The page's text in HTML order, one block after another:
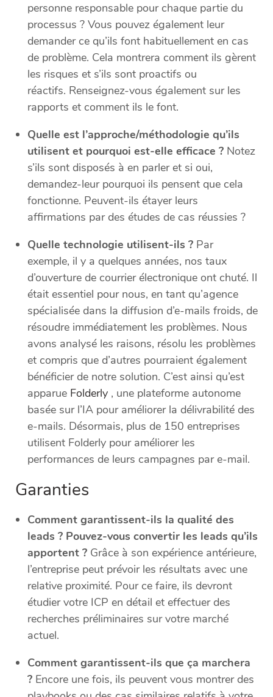
personne responsable pour chaque partie du
processus ? Vous pouvez également leur
demander ce qu’ils font habituellement en cas
de problème. Cela montrera comment ils gèrent
les risques et s’ils sont proactifs ou
réactifs. Renseignez-vous également sur les
rapports et comment ils le font.
Quelle est l’approche/méthodologie qu’ils
utilisent et pourquoi est-elle efficace ? Notez
s’ils sont disposés à en parler et si oui,
demandez-leur pourquoi ils pensent que cela
fonctionne. Peuvent-ils étayer leurs
affirmations par des études de cas réussies ?
Quelle technologie utilisent-ils ? Par
exemple, il y a quelques années, nos taux
d’ouverture de courrier électronique ont chuté. Il
était essentiel pour nous, en tant qu’agence
spécialisée dans la diffusion d’e-mails froids, de
résoudre immédiatement les problèmes. Nous
avons analysé les raisons, résolu les problèmes
et compris que d’autres pourraient également
bénéficier de notre solution. C’est ainsi qu’est
apparue Folderly , une plateforme autonome
basée sur l’IA pour améliorer la délivrabilité des
e-mails. Désormais, plus de 150 entreprises
utilisent Folderly pour améliorer les
performances de leurs campagnes par e-mail.
Garanties
Comment garantissent-ils la qualité des
leads ? Pouvez-vous convertir les leads qu’ils
apportent ? Grâce à son expérience antérieure,
l’entreprise peut prévoir les résultats avec une
relative proximité. Pour ce faire, ils devront
étudier votre ICP en détail et effectuer des
recherches préliminaires sur votre marché
actuel.
Comment garantissent-ils que ça marchera
? Encore une fois, ils peuvent vous montrer des